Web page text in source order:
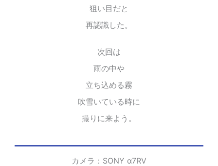
狙い目だと
再認識した。
次回は
雨の中や
立ち込める霧
吹雪いている時に
撮りに来よう。
カメラ：SONY α7RⅤ